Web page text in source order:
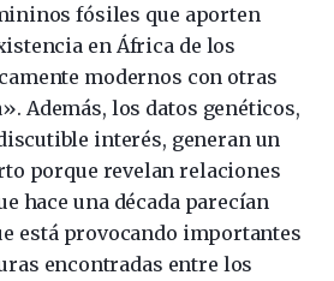
fósiles que aporten
en África de los
modernos con otras
Además, los datos genéticos,
interés, generan un
porque revelan relaciones
hace una década parecían
está provocando importantes
encontradas entre los